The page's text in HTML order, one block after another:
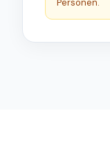
Personen.